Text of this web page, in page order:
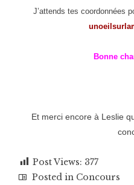
J’attends tes coordonnées
Bonne
Et merci encore à Leslie
Post Views: 377
Posted in Concours